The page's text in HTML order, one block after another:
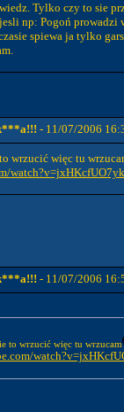
Tylko czy to sie
np: Pogoń prowadzi
spiewa ja tylko
- 11/07/2006
wrzucić więc tu
- 11/07/2006
to wrzucić więc tu wrzucam